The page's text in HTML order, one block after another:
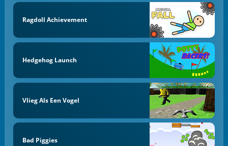
Ragdoll Achievement
Hedgehog Launch
Vlieg Als Een Vogel
Bad Piggies